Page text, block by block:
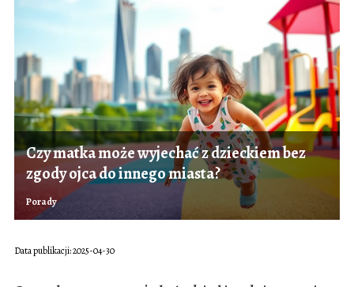
Czy matka może wyjechać z dzieckiem bez
zgody ojca do innego miasta?
Porady
Data publikacji: 2025-04-30